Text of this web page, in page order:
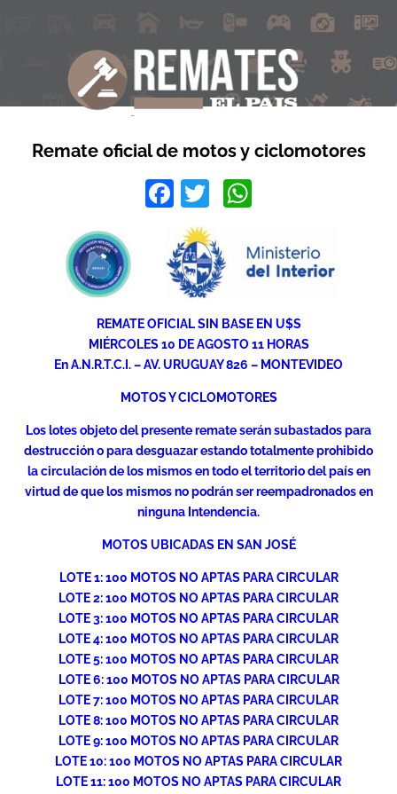
Remate oficial de motos y ciclomotores
Facebook
Twitter
REMATE OFICIAL SIN BASE EN U$S
MIÉRCOLES 10 DE AGOSTO 11 HORAS
En A.N.R.T.C.I. – AV. URUGUAY 826 – MONTEVIDEO
MOTOS Y CICLOMOTORES
Los lotes objeto del presente remate serán subastados para
destrucción o para desguazar estando totalmente prohibido
la circulación de los mismos en todo el territorio del país en
virtud de que los mismos no podrán ser reempadronados en
ninguna Intendencia.
MOTOS UBICADAS EN SAN JOSÉ
LOTE 1: 100 MOTOS NO APTAS PARA CIRCULAR
LOTE 2: 100 MOTOS NO APTAS PARA CIRCULAR
LOTE 3: 100 MOTOS NO APTAS PARA CIRCULAR
LOTE 4: 100 MOTOS NO APTAS PARA CIRCULAR
LOTE 5: 100 MOTOS NO APTAS PARA CIRCULAR
LOTE 6: 100 MOTOS NO APTAS PARA CIRCULAR
LOTE 7: 100 MOTOS NO APTAS PARA CIRCULAR
LOTE 8: 100 MOTOS NO APTAS PARA CIRCULAR
LOTE 9: 100 MOTOS NO APTAS PARA CIRCULAR
LOTE 10: 100 MOTOS NO APTAS PARA CIRCULAR
LOTE 11: 100 MOTOS NO APTAS PARA CIRCULAR